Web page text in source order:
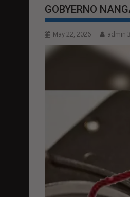
GOBYERNO
May 22, 2026 admin 3